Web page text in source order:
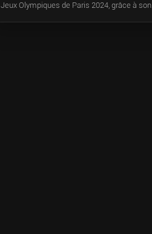
Jeux Olympiques de Paris 2024, grâce à son